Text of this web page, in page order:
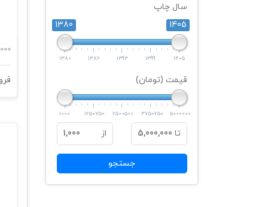
سال چاپ
1380
1405
1380 1386 1393 1399 1405
قیمت (تومان)
1000 1250750 2500500 3750250 5000000
تا 5,000,000 از 1,000
جستجو